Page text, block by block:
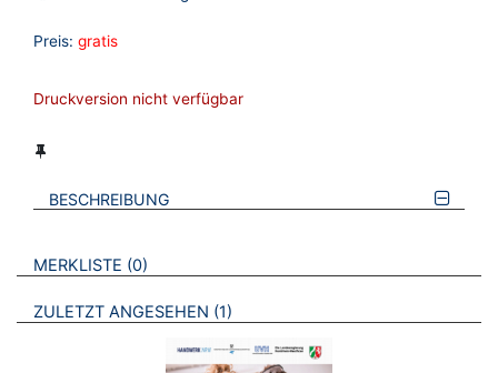
Preis: gratis
Druckversion nicht verfügbar
BESCHREIBUNG
VERWEISE AUF VERMERKTE- ODER ZULETZT ANGESEHENE
MERKLISTE 0 BROSCHÜREN
ZULETZT ANGESEHEN 1 BROSCHÜREN